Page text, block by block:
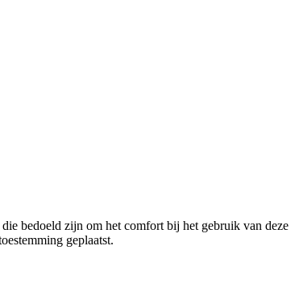
bedoeld zijn om het comfort bij het gebruik van deze
geplaatst.